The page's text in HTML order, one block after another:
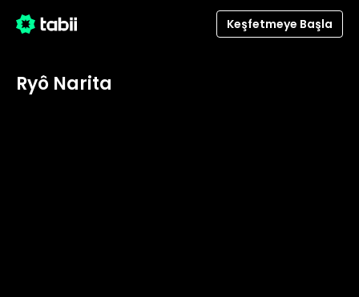
Keşfetmeye Başla
Ryô Narita